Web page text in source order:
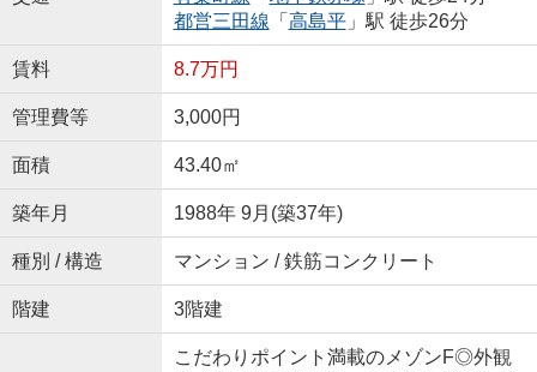
都営三田線 「 高島平」駅 徒歩26分
賃料 8.7万円
管理費等 3,000円
面積 43.40㎡
築年月 1988年 9月(築37年)
種別 / 構造 マンション / 鉄筋コンクリート
階建 3階建
こだわりポイント満載のメゾンF◎外観